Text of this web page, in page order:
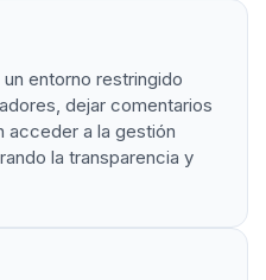
entorno restringido
dejar comentarios
acceder a la gestión
la transparencia y